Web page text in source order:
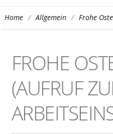
Home / Allgemein / Frohe
FROHE
(AUFRUF